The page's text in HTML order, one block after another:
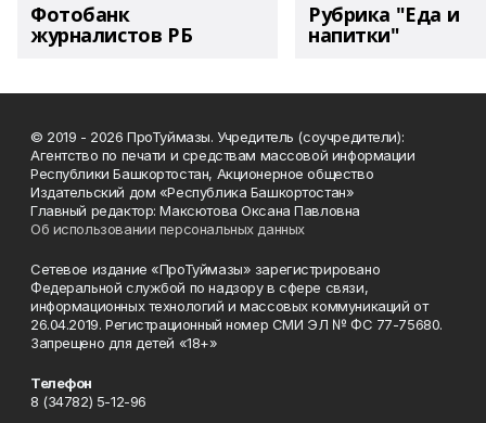
Фотобанк
журналистов РБ
Рубрика "Еда и
напитки"
© 2019 - 2026 ПроТуймазы. Учредитель (соучредители):
Агентство по печати и средствам массовой информации
Республики Башкортостан, Акционерное общество
Издательский дом «Республика Башкортостан»
Главный редактор: Максютова Оксана Павловна
Об использовании персональных данных
Сетевое издание «ПроТуймазы» зарегистрировано
Федеральной службой по надзору в сфере связи,
информационных технологий и массовых коммуникаций от
26.04.2019. Регистрационный номер СМИ ЭЛ № ФС 77-75680.
Запрещено для детей «18+»
Телефон
8 (34782) 5-12-96